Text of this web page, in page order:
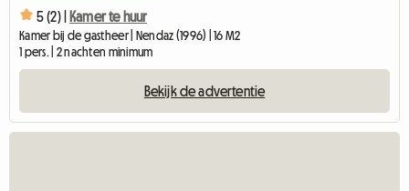
5 (2) | Kamer te huur
Kamer bij de gastheer | Nendaz (1996) | 16 M2
1 pers. | 2 nachten minimum
Bekijk de advertentie